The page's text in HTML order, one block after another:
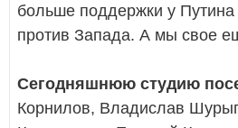
больше поддержки у Путина
против Запада. А мы свое
Сегодняшнюю студию
Корнилов, Владислав